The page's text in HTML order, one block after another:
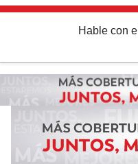
Hable con el